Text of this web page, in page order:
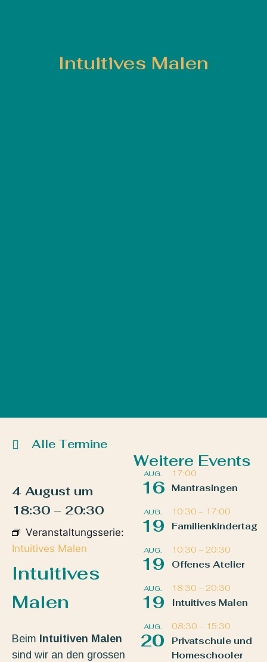
Intuitives Malen
Alle Termine
4 August um
18:30 – 20:30
Veranstaltungsserie:
Intuitives Malen
Intuitives
Malen
Beim Intuitiven Malen
sind wir an den grossen
Weitere Events
AUG.
16
17:00
Mantrasingen
AUG.
19
10:30 – 17:00
Familienkindertag
AUG.
19
10:30 – 20:30
Offenes Atelier
AUG.
19
18:30 – 20:30
Intuitives Malen
AUG.
20
08:30 – 15:30
Privatschule und
Homeschooler